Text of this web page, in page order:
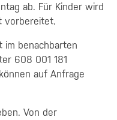
ab. Für Kinder wird
vorbereitet.
im benachbarten
608 001 181
auf Anfrage
Von der